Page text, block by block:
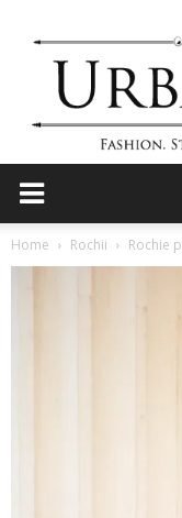
Home Rochii Rochie